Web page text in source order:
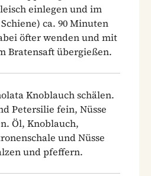
einlegen und im
ca. 90 Minuten
öfter wenden und mit
Bratensaft übergießen.
Knoblauch schälen.
Petersilie fein, Nüsse
Öl, Knoblauch,
und Nüsse
und pfeffern.